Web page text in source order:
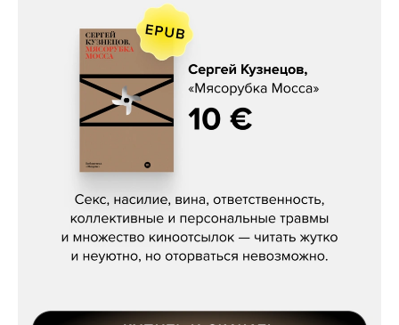
Сергей Кузнецов, «Мясорубка